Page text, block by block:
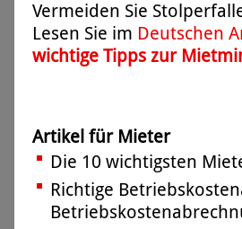
Vermeiden Sie
Lesen Sie im Deutschen
wichtige Tipps zur
Artikel für Mieter
Die 10 wichtigsten
Richtige